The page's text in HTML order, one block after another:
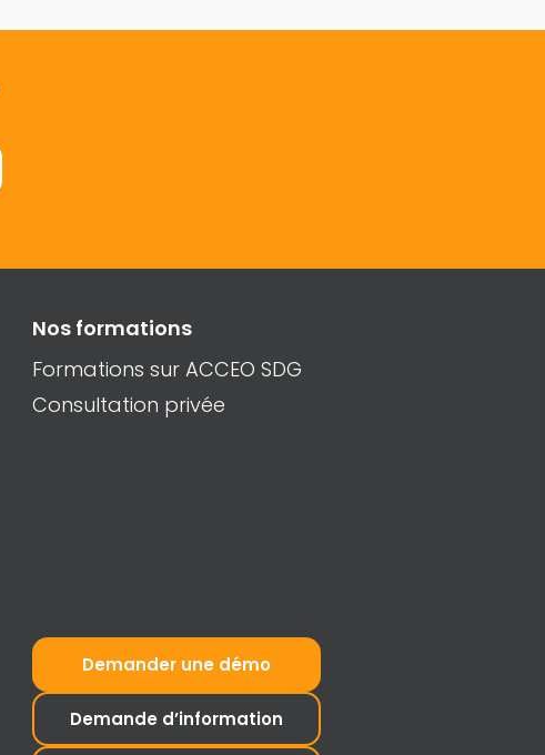
Nos formations
Formations sur ACCEO SDG
Consultation privée
Demander une démo
Demande d’information